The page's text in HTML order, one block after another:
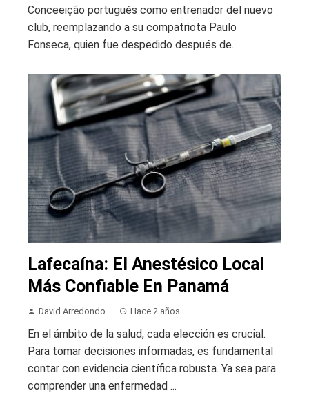
Conceeição portugués como entrenador del nuevo
club, reemplazando a su compatriota Paulo
Fonseca, quien fue despedido después de...
Lafecaína: El Anestésico Local
Más Confiable En Panamá
David Arredondo Hace 2 años
En el ámbito de la salud, cada elección es crucial.
Para tomar decisiones informadas, es fundamental
contar con evidencia científica robusta. Ya sea para
comprender una enfermedad ...